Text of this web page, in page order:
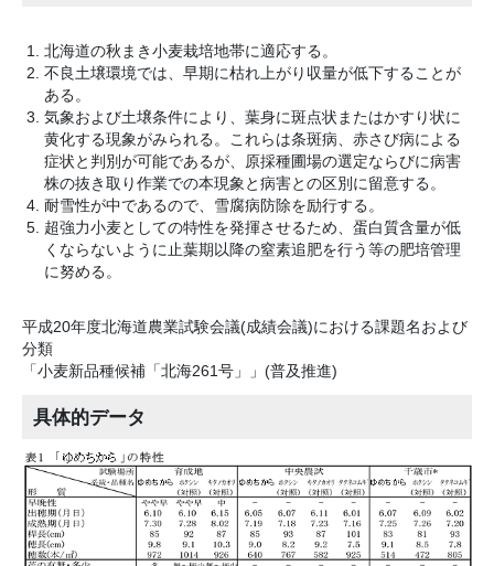
北海道の秋まき小麦栽培地帯に適応する。
不良土壌環境では、早期に枯れ上がり収量が低下することが
ある。
気象および土壌条件により、葉身に斑点状またはかすり状に
黄化する現象がみられる。これらは条斑病、赤さび病による
症状と判別が可能であるが、原採種圃場の選定ならびに病害
株の抜き取り作業での本現象と病害との区別に留意する。
耐雪性が中であるので、雪腐病防除を励行する。
超強力小麦としての特性を発揮させるため、蛋白質含量が低
くならないように止葉期以降の窒素追肥を行う等の肥培管理
に努める。
平成20年度北海道農業試験会議(成績会議)における課題名および
分類
「小麦新品種候補「北海261号」」(普及推進)
具体的データ